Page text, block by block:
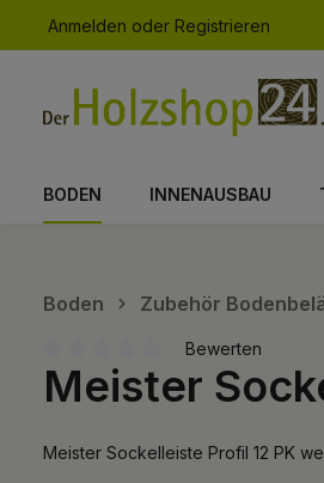
Zur Hauptnavigation
Anmelden oder Registrieren
BODEN INNENAUSBAU
Boden Zubehör
Durchschnittliche Bewertung von
Bewerten
Meister
Meister Sockelleiste Profil 12 PK